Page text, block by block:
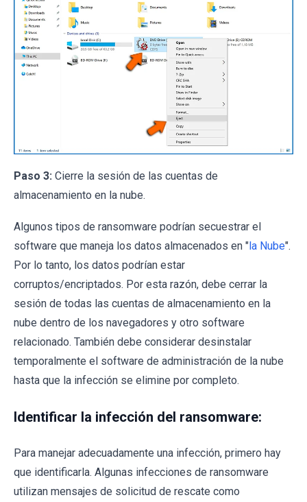
Paso 3: Cierre la sesión de las cuentas de
almacenamiento en la nube.
Algunos tipos de ransomware podrían secuestrar el
software que maneja los datos almacenados en " la Nube".
Por lo tanto, los datos podrían estar
corruptos/encriptados. Por esta razón, debe cerrar la
sesión de todas las cuentas de almacenamiento en la
nube dentro de los navegadores y otro software
relacionado. También debe considerar desinstalar
temporalmente el software de administración de la nube
hasta que la infección se elimine por completo.
Identificar la infección del ransomware:
Para manejar adecuadamente una infección, primero hay
que identificarla. Algunas infecciones de ransomware
utilizan mensajes de solicitud de rescate como